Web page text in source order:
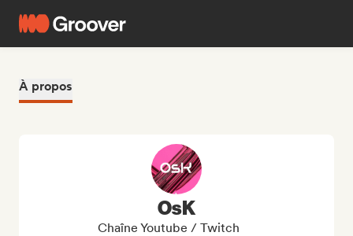
À propos
OsK
Chaîne Youtube / Twitch